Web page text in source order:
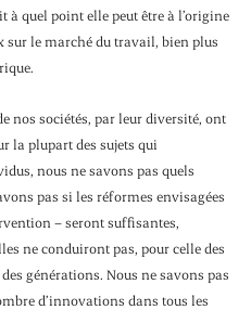
à quel point elle peut être à l’origine
sur le marché du travail, bien plus
nos sociétés, par leur diversité, ont
la plupart des sujets qui
nous ne savons pas quels
pas si les réformes envisagées
– seront suffisantes,
ne conduiront pas, pour celle des
générations. Nous ne savons pas
d’innovations dans tous les